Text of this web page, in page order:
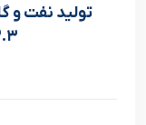
۱۳.۳ درصد